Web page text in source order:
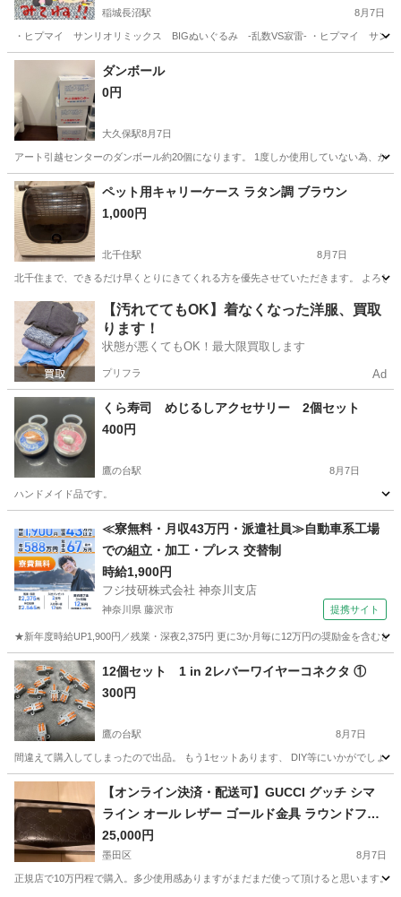
稲城長沼駅 8月7日
・ヒプマイ サンリオリミックス BIGぬいぐるみ -乱数VS寂雷- ・ヒプマイ サン
東京 稲城市 稲城長沼駅
ダンボール
0円
大久保駅8月7日
アート引越センターのダンボール約20個になります。 1度しか使用していない為、か
東京 新宿区 大久保駅 その他 ダンボール
ペット用キャリーケース ラタン調 ブラウン
1,000円
北千住駅 8月7日
北千住まで、できるだけ早くとりにきてくれる方を優先させていただきます。 よろし
東京 足立区 北千住駅 その他
【汚れててもOK】着なくなった洋服、買取
ります！
状態が悪くてもOK！最大限買取します
プリフラ Ad
くら寿司 めじるしアクセサリー 2個セット
400円
鷹の台駅 8月7日
ハンドメイド品です。
鷹の台駅 その他 くら寿司
≪寮無料・月収43万円・派遣社員≫自動車系工場
での組立・加工・プレス 交替制
時給1,900円
フジ技研株式会社 神奈川支店
神奈川県 藤沢市 提携サイト
★新年度時給UP1,900円／残業・深夜2,375円 更に3か月毎に12万円の奨励金を含む
神奈川 藤沢市 その他
12個セット 1 in 2レバーワイヤーコネクタ ①
300円
鷹の台駅 8月7日
間違えて購入してしまったので出品。 もう1セットあります、 DIY等にいかがでしょう
東京 国分寺市 鷹の台駅 その他 DIY
【オンライン決済・配送可】GUCCI グッチ シマ
ライン オール レザー ゴールド金具 ラウンドファ
スナー 長財布 黒★
25,000円
墨田区 8月7日
正規店で10万円程で購入。多少使用感ありますがまだまだ使って頂けると思います。